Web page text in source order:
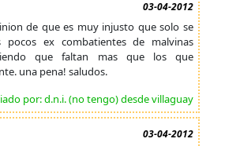
03-04-2012
de que es muy injusto que solo se
pocos ex combatientes de malvinas
que faltan mas que los que
una pena! saludos.
por: d.n.i. (no tengo) desde villaguay
03-04-2012